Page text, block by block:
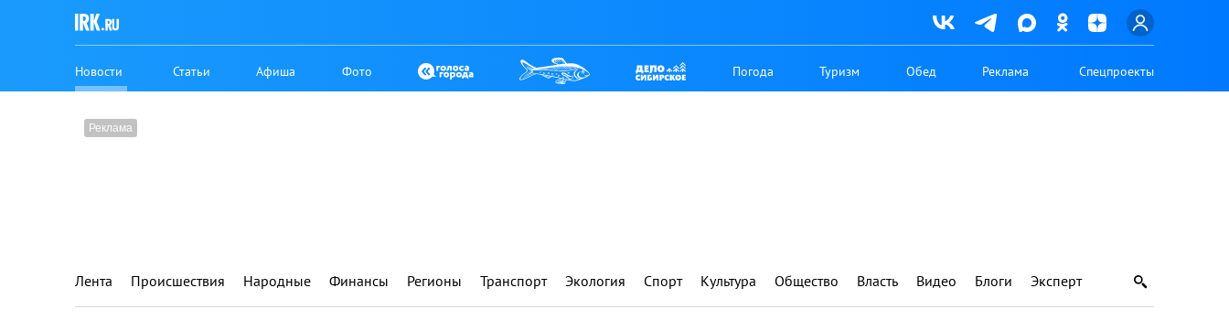
Новости Статьи Афиша Фото Погода Туризм Обед Реклама Спецпроекты
Лента Происшествия Народные Финансы Регионы Транспорт Экология Спорт Культура Общество Власть Видео Блоги Эксперт